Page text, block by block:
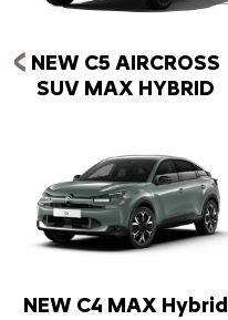
NEW C5 AIRCROSS
SUV MAX HYBRID
NEW C4 MAX Hybrid